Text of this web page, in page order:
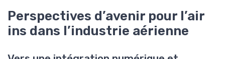
Perspectives d’avenir pour l’air
ins dans l’industrie aérienne